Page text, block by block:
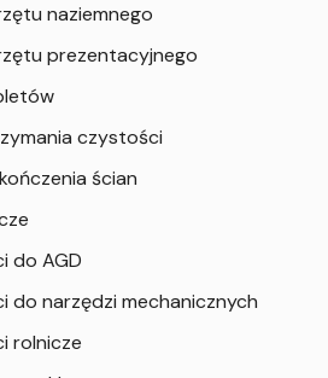
naziemnego
prezentacyjnego
czystości
ścian
do AGD
do narzędzi mechanicznych
rolnicze